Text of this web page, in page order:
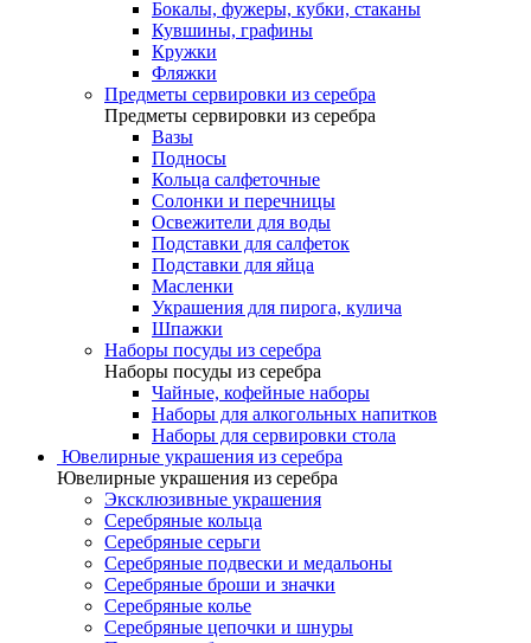
Бокалы, фужеры, кубки, стаканы
Кувшины, графины
Кружки
Фляжки
Предметы сервировки из серебра
Предметы сервировки из серебра
Вазы
Подносы
Кольца салфеточные
Солонки и перечницы
Освежители для воды
Подставки для салфеток
Подставки для яйца
Масленки
Украшения для пирога, кулича
Шпажки
Наборы посуды из серебра
Наборы посуды из серебра
Чайные, кофейные наборы
Наборы для алкогольных напитков
Наборы для сервировки стола
Ювелирные украшения из серебра
Ювелирные украшения из серебра
Эксклюзивные украшения
Серебряные кольца
Серебряные серьги
Серебряные подвески и медальоны
Серебряные броши и значки
Серебряные колье
Серебряные цепочки и шнуры